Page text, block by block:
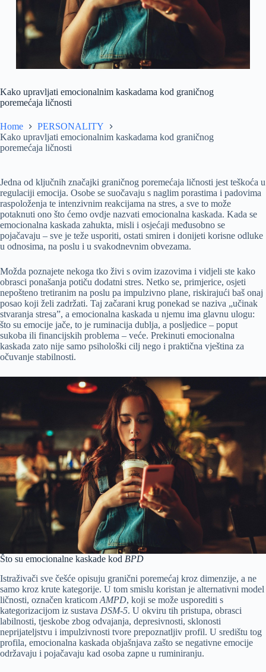
Kako upravljati emocionalnim kaskadama kod graničnog
poremećaja ličnosti
Home
PERSONALITY
Kako upravljati emocionalnim kaskadama kod graničnog
poremećaja ličnosti
Jedna od ključnih značajki graničnog poremećaja ličnosti jest teškoća u
regulaciji emocija. Osobe se suočavaju s naglim porastima i padovima
raspoloženja te intenzivnim reakcijama na stres, a sve to može
potaknuti ono što ćemo ovdje nazvati emocionalna kaskada. Kada se
emocionalna kaskada zahukta, misli i osjećaji međusobno se
pojačavaju – sve je teže usporiti, ostati smiren i donijeti korisne odluke
u odnosima, na poslu i u svakodnevnim obvezama.
Možda poznajete nekoga tko živi s ovim izazovima i vidjeli ste kako
obrasci ponašanja potiču dodatni stres. Netko se, primjerice, osjeti
nepošteno tretiranim na poslu pa impulzivno plane, riskirajući baš onaj
posao koji želi zadržati. Taj začarani krug ponekad se naziva „učinak
stvaranja stresa”, a emocionalna kaskada u njemu ima glavnu ulogu:
što su emocije jače, to je ruminacija dublja, a posljedice – poput
sukoba ili financijskih problema – veće. Prekinuti emocionalna
kaskada zato nije samo psihološki cilj nego i praktična vještina za
očuvanje stabilnosti.
Što su emocionalne kaskade kod BPD
Istraživači sve češće opisuju granični poremećaj kroz dimenzije, a ne
samo kroz krute kategorije. U tom smislu koristan je alternativni model
ličnosti, označen kraticom AMPD, koji se može usporediti s
kategorizacijom iz sustava DSM-5. U okviru tih pristupa, obrasci
labilnosti, tjeskobe zbog odvajanja, depresivnosti, sklonosti
neprijateljstvu i impulzivnosti tvore prepoznatljiv profil. U središtu tog
profila, emocionalna kaskada objašnjava zašto se negativne emocije
održavaju i pojačavaju kad osoba zapne u ruminiranju.